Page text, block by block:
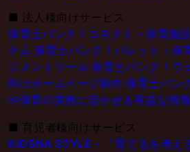
■ 法人様向けサービス
保育士バンク！コネクト - 保育施
テム 保育士バンク！パレット - 保
ジメントツール 保育士バンク！ウ
向けホームページ制作 保育士バン
や保育の実務に活かせる有益な情
■ 育児者様向けサービス
KIDSNA STYLE - 「育てるを考え